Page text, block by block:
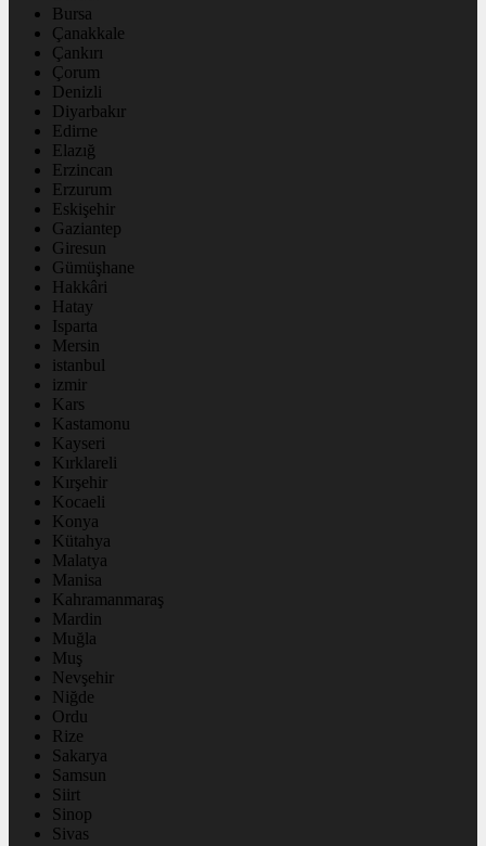
Bursa
Çanakkale
Çankırı
Çorum
Denizli
Diyarbakır
Edirne
Elazığ
Erzincan
Erzurum
Eskişehir
Gaziantep
Giresun
Gümüşhane
Hakkâri
Hatay
Isparta
Mersin
istanbul
izmir
Kars
Kastamonu
Kayseri
Kırklareli
Kırşehir
Kocaeli
Konya
Kütahya
Malatya
Manisa
Kahramanmaraş
Mardin
Muğla
Muş
Nevşehir
Niğde
Ordu
Rize
Sakarya
Samsun
Siirt
Sinop
Sivas